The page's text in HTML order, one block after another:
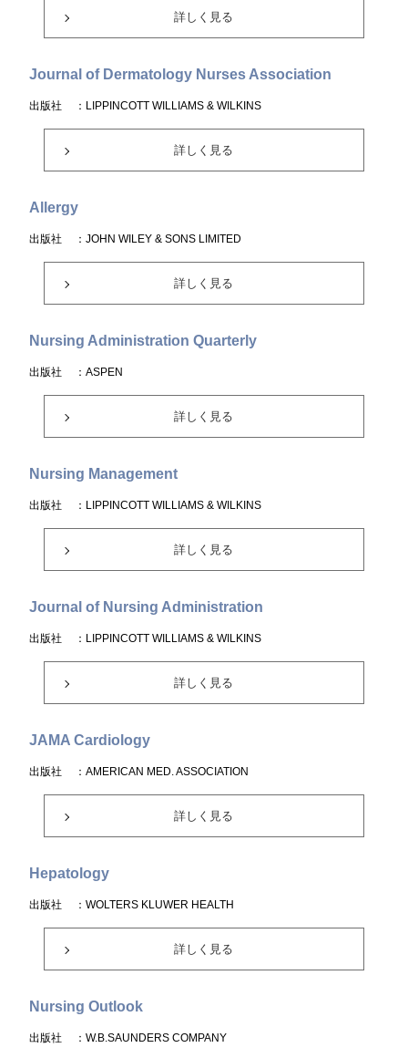
詳しく見る
Journal of Dermatology Nurses Association
出版社 ：LIPPINCOTT WILLIAMS & WILKINS
詳しく見る
Allergy
出版社 ：JOHN WILEY & SONS LIMITED
詳しく見る
Nursing Administration Quarterly
出版社 ：ASPEN
詳しく見る
Nursing Management
出版社 ：LIPPINCOTT WILLIAMS & WILKINS
詳しく見る
Journal of Nursing Administration
出版社 ：LIPPINCOTT WILLIAMS & WILKINS
詳しく見る
JAMA Cardiology
出版社 ：AMERICAN MED. ASSOCIATION
詳しく見る
Hepatology
出版社 ：WOLTERS KLUWER HEALTH
詳しく見る
Nursing Outlook
出版社 ：W.B.SAUNDERS COMPANY